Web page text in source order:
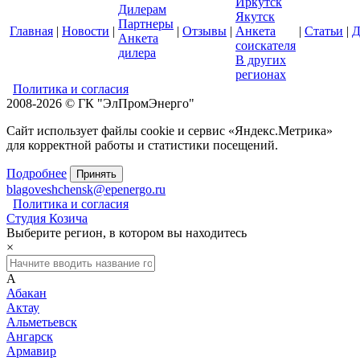
Главная | Новости |
Дилерам
Партнеры
Анкета
дилера
| Отзывы |
Якутск
Анкета
соискателя
В других
регионах
| Статьи |
Политика и согласия
2008-2026 © ГК "ЭлПромЭнерго"
Сайт использует файлы cookie и сервис «Яндекс.Метрика»
для корректной работы и статистики посещений.
Подробнее Принять
blagoveshchensk@epenergo.ru
Политика и согласия
Студия Козича
Выберите регион, в котором вы находитесь
×
А
Абакан
Актау
Альметьевск
Ангарск
Армавир